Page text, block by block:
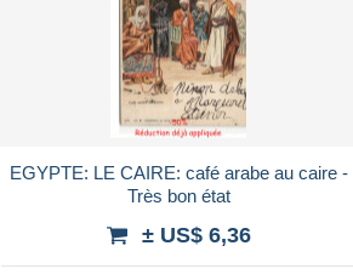
EGYPTE: LE CAIRE: café arabe au caire -
Très bon état
± US$ 6,36